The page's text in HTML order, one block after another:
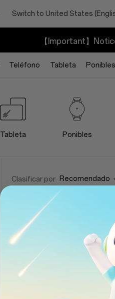
Switch to United States
【Important】
Teléfono Tableta Ponibles
Tableta Ponibles
Clasificar por Recomendado